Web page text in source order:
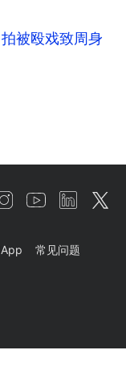
被殴戏致周身
常见问题